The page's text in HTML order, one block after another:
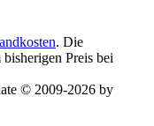
. Die
bisherigen Preis bei
© 2009-2026 by